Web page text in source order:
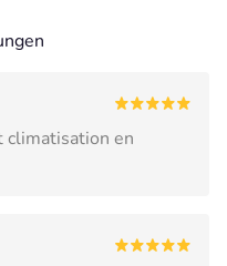
climatisation en